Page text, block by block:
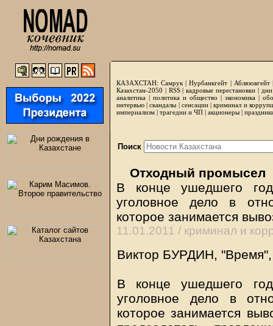
КАЗАХСТАН: Самрук |Нурбанкгейт | Аблязовгейт
Казахстан-2050 | RSS|кадровые перестановки|
аналитика | политика и общество | экономика |
интервью |скандалы | сенсации|криминал и
империализм | трагедии и ЧП | акционеры |
Поиск
Отходный промысел
В конце ушедшего
уголовное дело в
которое занимается
11.01.2011 / криминал и
Виктор БУРДИН, "Время"
В конце ушедшего
уголовное дело в
которое занимается